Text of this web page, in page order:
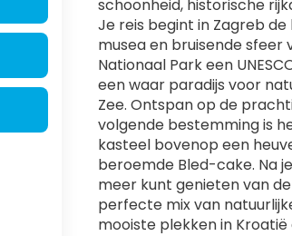
schoonheid, historische
Je reis begint in Zagreb
musea en bruisende
Nationaal Park een
een waar paradijs voor
Zee. Ontspan op de
volgende bestemming is
kasteel bovenop een
beroemde Bled-cake. Na
meer kunt genieten van
perfecte mix van
mooiste plekken in Kroatië